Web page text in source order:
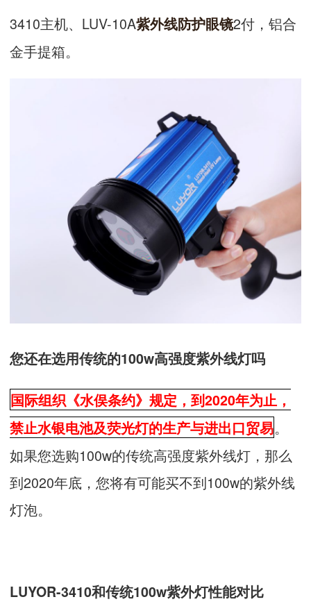
3410主机、LUV-10A紫外线防护眼镜2付，铝合
金手提箱。
您还在选用传统的100w高强度紫外线灯吗
国际组织《水俣条约》规定，到2020年为止，
禁止水银电池及荧光灯的生产与进出口贸易。
如果您选购100w的传统高强度紫外线灯，那么
到2020年底，您将有可能买不到100w的紫外线
灯泡。
LUYOR-3410和传统100w紫外灯性能对比